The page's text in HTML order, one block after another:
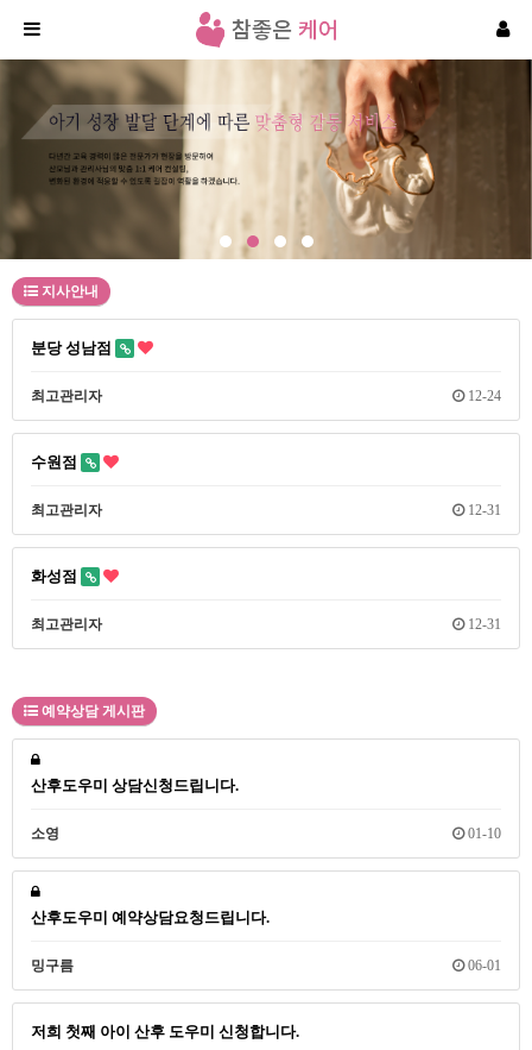
지사안내
분당 성남점
최고관리자 12-24
수원점
최고관리자 12-31
화성점
최고관리자 12-31
예약상담 게시판
산후도우미 상담신청드립니다.
소영 01-10
산후도우미 예약상담요청드립니다.
밍구름 06-01
저희 첫째 아이 산후 도우미 신청합니다.